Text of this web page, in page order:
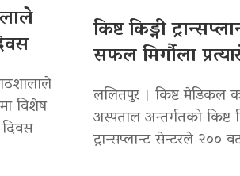
विशेष
किष्ट किड्नी
सफल मिर्गौला
ललितपुर । किष्ट मेडिकल
अस्पताल अन्तर्गतको किष्ट
ट्रान्सप्लान्ट सेन्टरले २००